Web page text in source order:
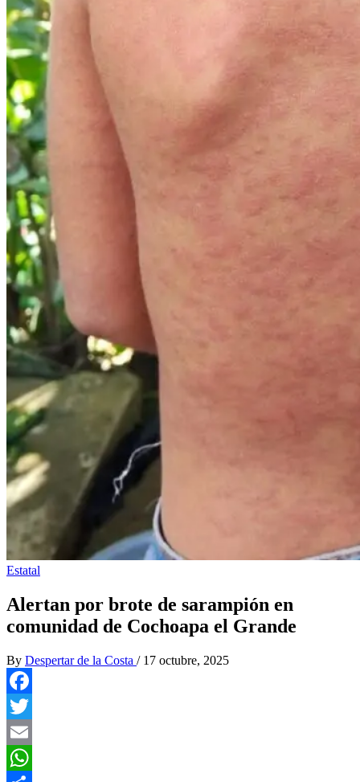
Estatal
Alertan por brote de sarampión en
comunidad de Cochoapa el Grande
By Despertar de la Costa / 17 octubre, 2025
Facebook
Twitter
Email